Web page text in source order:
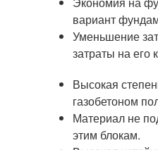
вариант
Уменьшение
затраты на его
Высокая
газобетоном
Материал не
этим блокам.